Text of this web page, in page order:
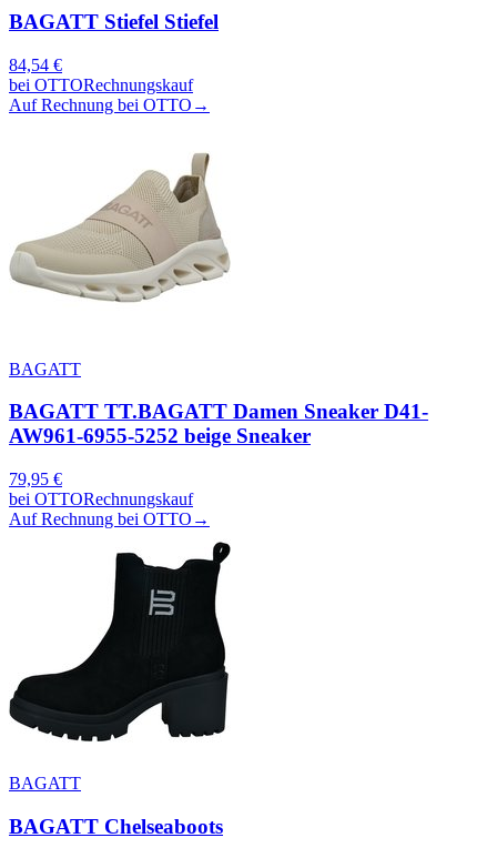
BAGATT Stiefel Stiefel
84,54 €
bei OTTORechnungskauf
Auf Rechnung bei OTTO →
BAGATT
BAGATT TT.BAGATT Damen Sneaker D41-
AW961-6955-5252 beige Sneaker
79,95 €
bei OTTORechnungskauf
Auf Rechnung bei OTTO →
BAGATT
BAGATT Chelseaboots